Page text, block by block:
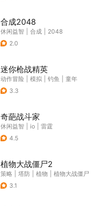
合成2048
休闲益智 合成
2048
2.0
迷你枪战精英
动作冒险 模拟 钓鱼
童年
3.3
奇葩战斗家
休闲益智 io
雷霆
4.5
植物大战僵尸2
策略 塔防 植物
植物大战僵尸
3.1